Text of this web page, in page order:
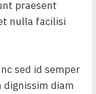
praesent
nulla facilisi
sed id semper
diam